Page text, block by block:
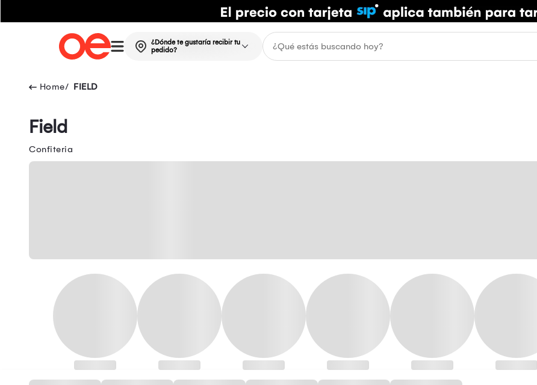
¿Dónde te gustaría recibir tu
pedido?
FIELD
Field
Confiteria